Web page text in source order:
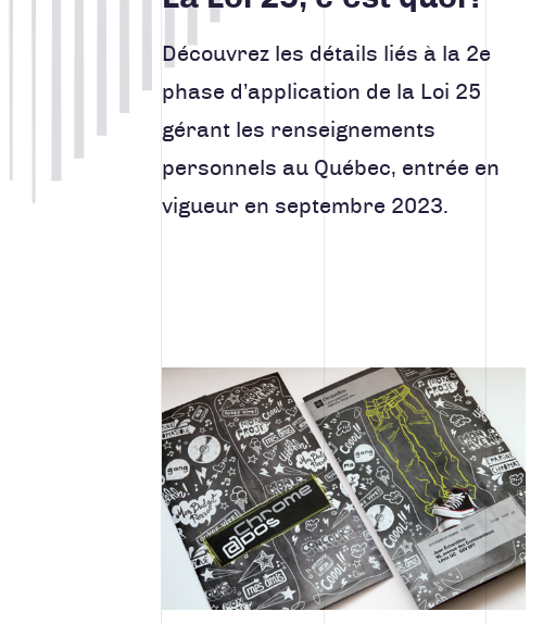
Découvrez les détails liés à la 2e
phase d’application de la Loi 25
gérant les renseignements
personnels au Québec, entrée en
vigueur en septembre 2023.